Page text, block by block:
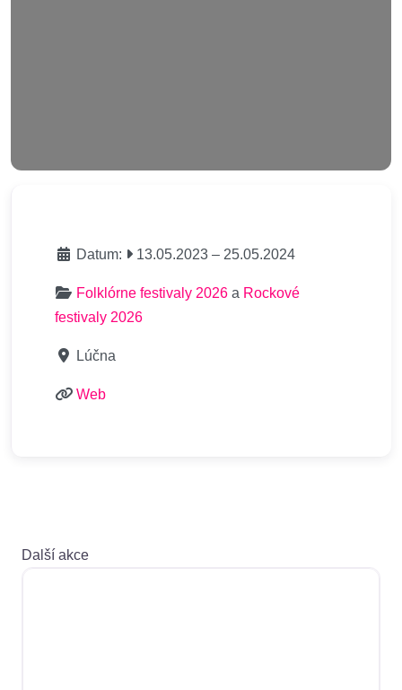
Datum: 13.05.2023 – 25.05.2024
Folklórne festivaly 2026 a Rockové
festivaly 2026
Lúčna
Web
Další akce